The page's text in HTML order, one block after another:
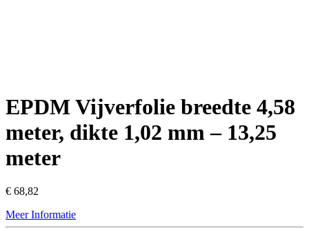
EPDM Vijverfolie breedte 4,58
meter, dikte 1,02 mm – 13,25
meter
€ 68,82
Meer Informatie